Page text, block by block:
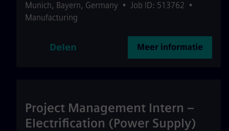
Munich, Bayern, Germany • Job ID: 513762 •
Manufacturing
Delen Meer informatie
Project Management Intern –
Electrification (Power Supply)